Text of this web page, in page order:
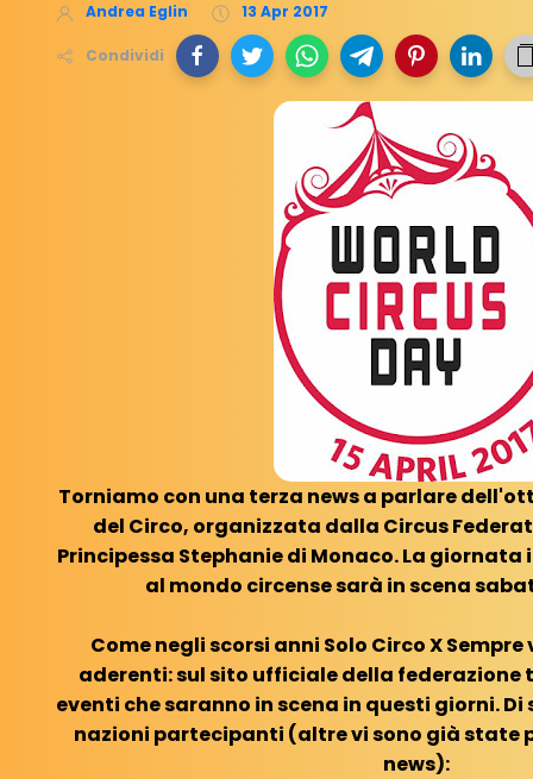
Andrea Eglin 13 Apr 2017
Condividi
Torniamo con una terza news a parlare
del Circo, organizzata dalla Circus
Principessa Stephanie di Monaco. La
al mondo circense sarà in scena
Come negli scorsi anni Solo Circo X
aderenti: sul sito ufficiale della
eventi che saranno in scena in questi giorni.
nazioni partecipanti (altre vi sono già state
news):